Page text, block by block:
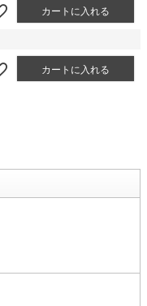
カートに入れる
カートに入れる